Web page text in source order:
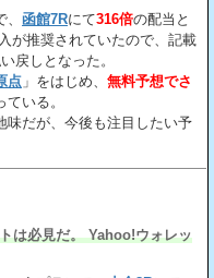
函館7Rにて316倍の配当と
が推奨されていたので、記載
戻しとなった。
点 」をはじめ、 無料予想でさ
いる。
味だが、今後も注目したい予
は必見だ。 Yahoo!ウォレッ